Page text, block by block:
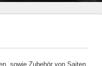
sowie Zubehör von Saiten